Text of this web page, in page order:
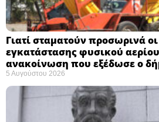
Γιατί σταματούν προσωρινά
εγκατάστασης φυσικού
ανακοίνωση που εξέδωσε ο
5 Αυγούστου 2026